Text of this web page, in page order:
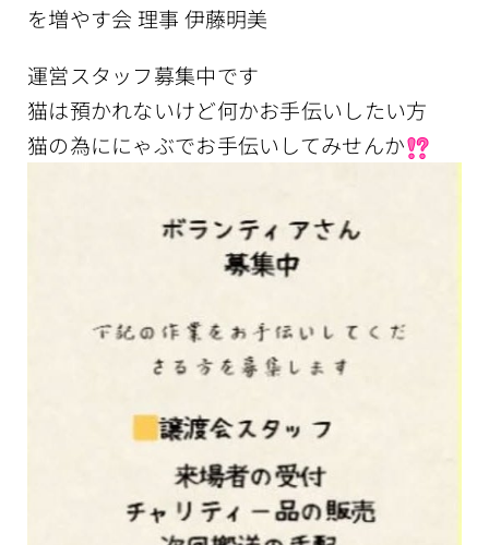
を増やす会 理事 伊藤明美
運営スタッフ募集中です
猫は預かれないけど何かお手伝いしたい方
猫の為ににゃぶでお手伝いしてみせんか